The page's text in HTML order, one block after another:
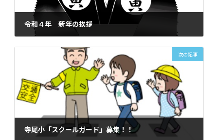
令和４年 新年の挨拶
次の記事
寺尾小「スクールガード」募集！！